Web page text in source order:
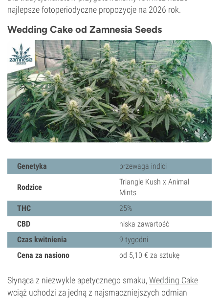
najlepsze fotoperiodyczne propozycje na 2026 rok.
Wedding Cake od Zamnesia Seeds
Genetyka przewaga indici
Rodzice
Triangle Kush x Animal
Mints
THC
25%
CBD
niska zawartość
Czas kwitnienia
9 tygodni
Cena za nasiono
od 5,10 € za sztukę
Słynąca z niezwykle apetycznego smaku,Wedding Cake
wciąż uchodzi za jedną z najsmaczniejszych odmian